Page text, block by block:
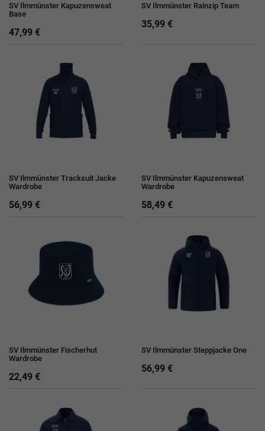
SV Ilmmünster Kapuzensweat
Base
47,99 €
SV Ilmmünster Rainzip Team
35,99 €
SV Ilmmünster Tracksuit Jacke
Wardrobe
56,99 €
SV Ilmmünster Kapuzensweat
Wardrobe
58,49 €
SV Ilmmünster Fischerhut
Wardrobe
22,49 €
SV Ilmmünster Steppjacke One
56,99 €